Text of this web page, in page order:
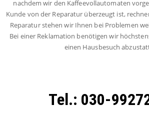
nachdem wir den Kaffeevollautomaten
Kunde von der Reparatur überzeugt ist,
Reparatur stehen wir Ihnen bei Problemen
Bei einer Reklamation benötigen wir
einen Hausbesuch
Tel.: 030-